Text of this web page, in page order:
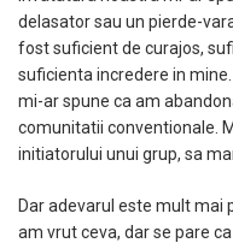
delasator sau un pierde-
fost suficient de curajos,
suficienta incredere in
mi-ar spune ca am
comunitatii conventionale.
initiatorului unui grup, sa
Dar adevarul este mult mai
am vrut ceva, dar se pare